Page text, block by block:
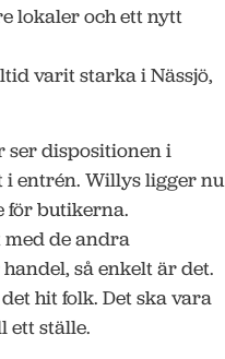
lokaler och ett nytt
varit starka i Nässjö,
ser dispositionen i
entrén. Willys ligger nu
för butikerna.
de andra
så enkelt är det.
hit folk. Det ska vara
ett ställe.